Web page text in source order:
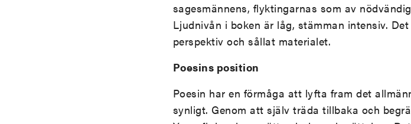
sagesmännens, flyktingarnas som av
Ljudnivån i boken är låg, stämman intensiv.
perspektiv och sållat materialet.
Poesins position
Poesin har en förmåga att lyfta fram det
synligt. Genom att själv träda tillbaka och